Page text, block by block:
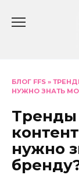
БЛОГ FFS »
НУЖНО ЗНАТЬ
Тренды
нужно